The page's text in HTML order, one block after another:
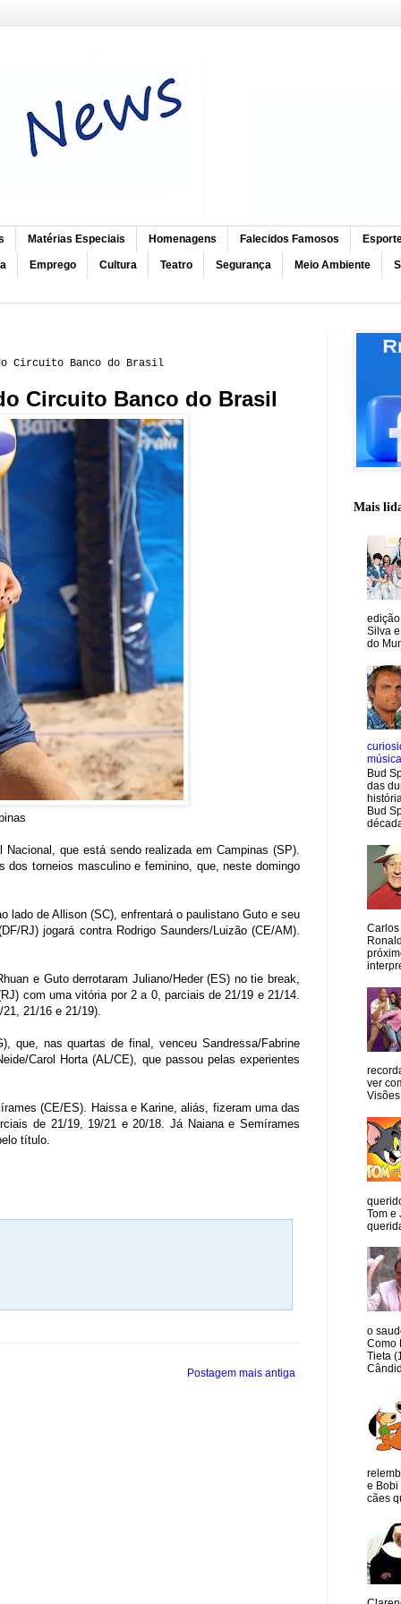
Matérias Especiais Homenagens Falecidos Famosos
Emprego Cultura Teatro Segurança Meio Ambiente
do Circuito Banco do Brasil
Circuito Banco do Brasil
que está sendo realizada em Campinas (SP).
dos torneios masculino e feminino, que, neste domingo
lado de Allison (SC), enfrentará o paulistano Guto e seu
RJ) jogará contra Rodrigo Saunders/Luizão (CE/AM).
e Guto derrotaram Juliano/Heder (ES) no tie break,
com uma vitória por 2 a0, parciais de 21/19 e 21/14.
21/16 e 21/19).
que, nas quartas de final, venceu Sandressa/Fabrine
Carol Horta (AL/CE), que passou pelas experientes
(CE/ES). Haissa e Karine, aliás, fizeram uma das
de 21/19, 19/21 e 20/18. Já Naiana e Semírames
título.
Postagem mais antiga
Mais
Silva
do
Bud
das
Bud
Carlos
ver
Tom e
o
Como
Tieta
e Bobi
cães